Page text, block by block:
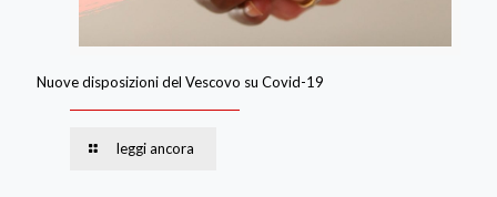
Nuove disposizioni del Vescovo su Covid-19
leggi ancora